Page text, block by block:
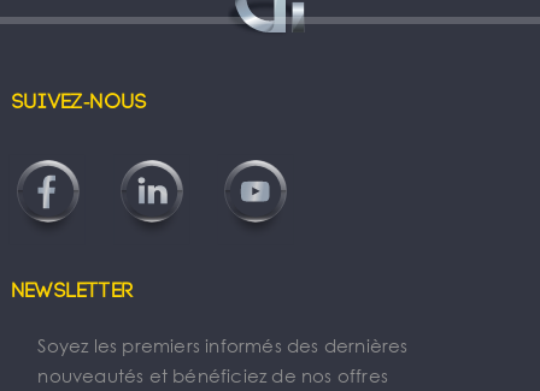
Suivez-nous
Newsletter
Soyez les premiers informés des dernières
nouveautés et bénéficiez de nos offres